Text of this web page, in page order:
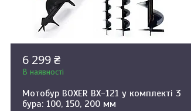
6 299 ₴
В наявності
Мотобур BOXER BX-121 у комплекті 3
бура: 100, 150, 200 мм